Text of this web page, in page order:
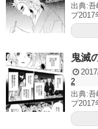
出典:吾
プ2017
鬼滅
2
出典:吾
プ2017